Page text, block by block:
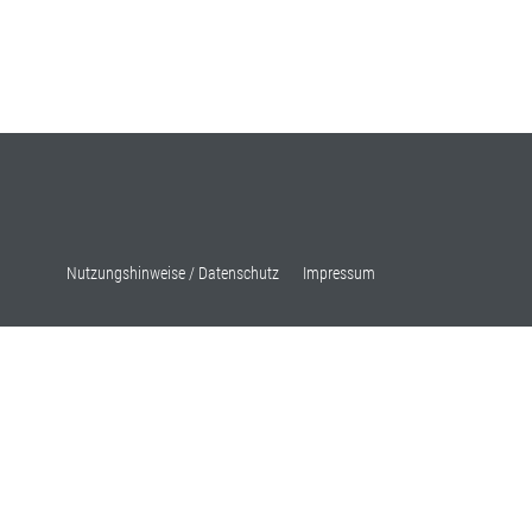
Nutzungshinweise / Datenschutz Impressum